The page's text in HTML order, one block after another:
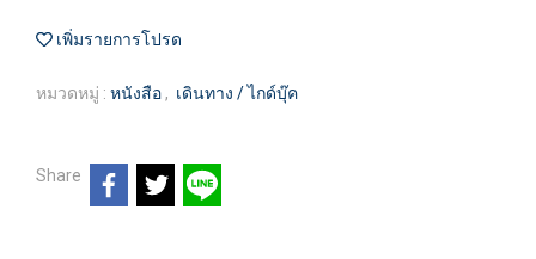
เพิ่มรายการโปรด
หมวดหมู่ : หนังสือ , เดินทาง / ไกด์บุ๊ค
Share